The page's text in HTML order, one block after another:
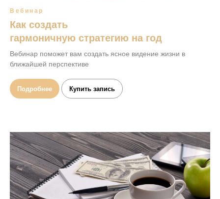
Вебинар
Как создать
гармоничную стратегию на год
Вебинар поможет вам создать ясное видение жизни в
ближайшей перспективе
Подробнее Купить запись